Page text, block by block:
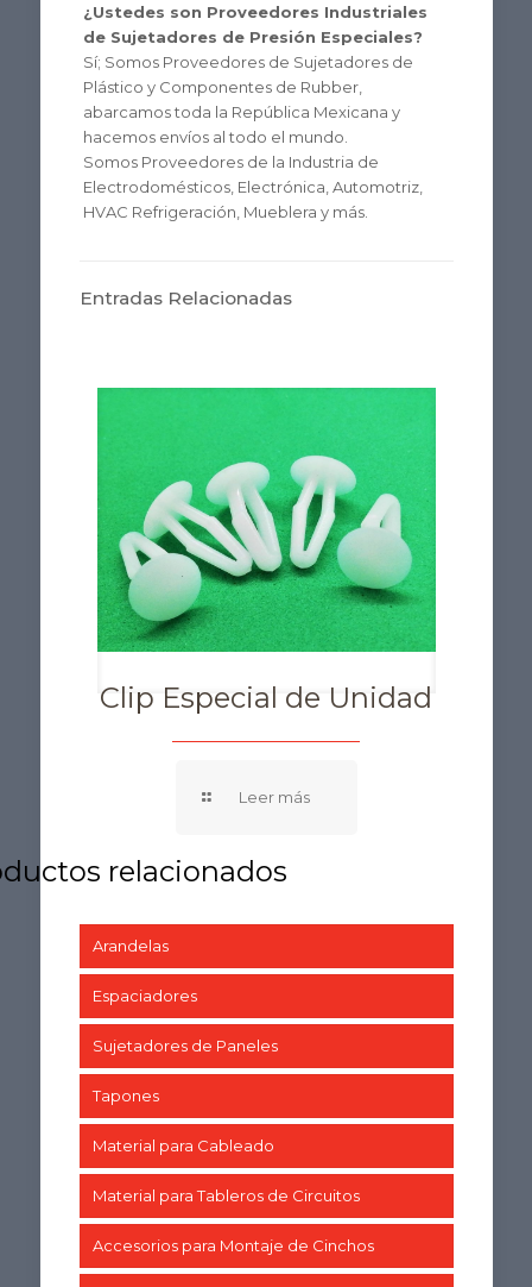
¿Ustedes son Proveedores Industriales
de Sujetadores de Presión Especiales?
Sí; Somos Proveedores de Sujetadores de
Plástico y Componentes de Rubber,
abarcamos toda la República Mexicana y
hacemos envíos al todo el mundo.
Somos Proveedores de la Industria de
Electrodomésticos, Electrónica, Automotriz,
HVAC Refrigeración, Mueblera y más.
Entradas Relacionadas
Clip Especial de Unidad
Arandelas
Espaciadores
Sujetadores de Paneles
Tapones
Material para Cableado
Material para Tableros de Circuitos
Accesorios para Montaje de Cinchos